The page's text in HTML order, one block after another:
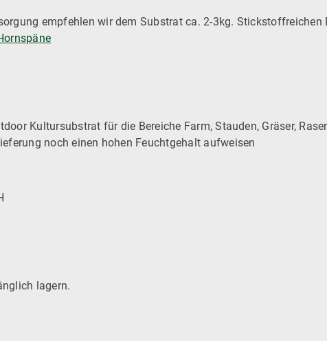
empfehlen wir dem Substrat ca. 2-3kg. Stickstoffreichen
Kultursubstrat für die Bereiche Farm, Stauden, Gräser,
noch einen hohen Feuchtgehalt aufweisen
lagern.